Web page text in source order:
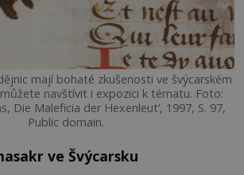
mají bohaté zkušenosti ve švýcarském
navštívit i expozici k tématu. Foto:
Die Maleficia der Hexenleut‘, 1997, S. 97,
Public domain.
ve Švýcarsku